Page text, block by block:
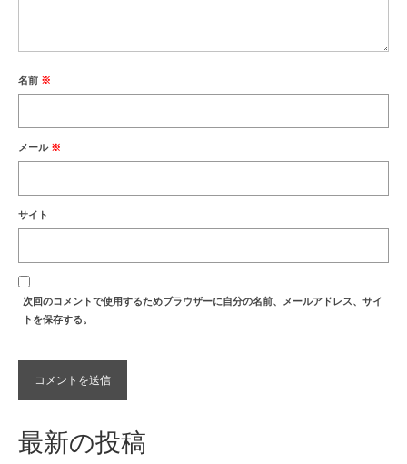
名前 ※
メール ※
サイト
次回のコメントで使用するためブラウザーに自分の名前、メールアドレス、サイ
トを保存する。
最新の投稿